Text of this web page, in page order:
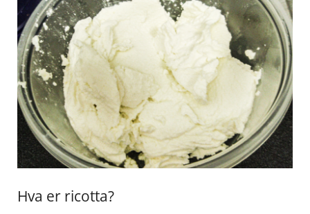
Hva ‍er ricotta?